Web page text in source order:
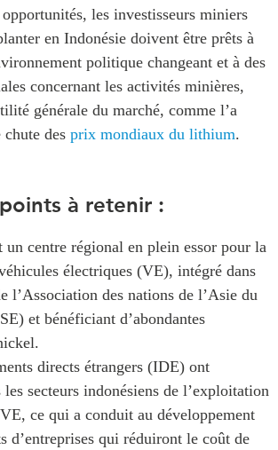
les investisseurs miniers
en Indonésie doivent être prêts à
politique changeant et à des
concernant les activités minières,
générale du marché, comme l’a
des prix mondiaux du lithium.
à retenir :
un centre régional en plein essor pour la
électriques (VE), intégré dans
l’Association des nations de l’Asie du
et bénéficiant d’abondantes
directs étrangers (IDE) ont
les secteurs indonésiens de l’exploitation
ce qui a conduit au développement
d’entreprises qui réduiront le coût de